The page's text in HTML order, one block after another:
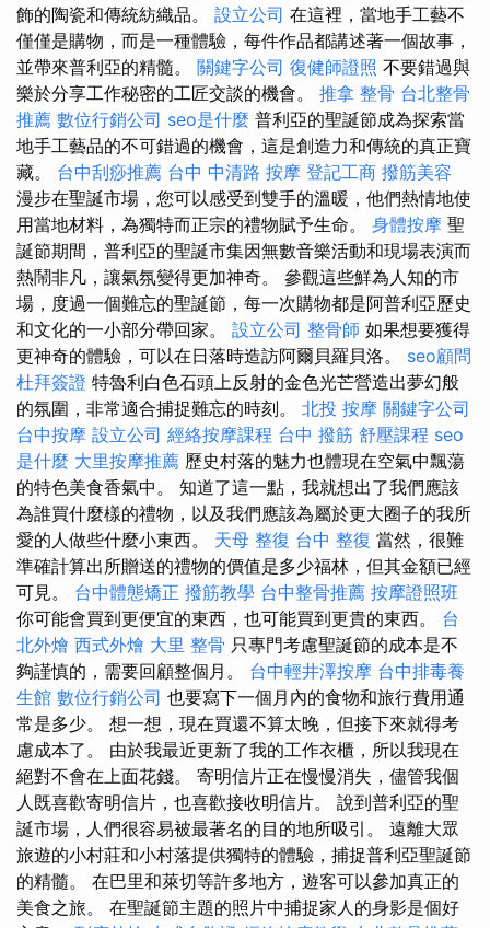
飾的陶瓷和傳統紡織品。 設立公司 在這裡，當地手工藝不
僅僅是購物，而是一種體驗，每件作品都講述著一個故事，
並帶來普利亞的精髓。 關鍵字公司 復健師證照 不要錯過與
樂於分享工作秘密的工匠交談的機會。 推拿 整骨 台北整骨
推薦 數位行銷公司 seo是什麼 普利亞的聖誕節成為探索當
地手工藝品的不可錯過的機會，這是創造力和傳統的真正寶
藏。 台中刮痧推薦 台中 中清路 按摩 登記工商 撥筋美容
漫步在聖誕市場，您可以感受到雙手的溫暖，他們熱情地使
用當地材料，為獨特而正宗的禮物賦予生命。 身體按摩 聖
誕節期間，普利亞的聖誕市集因無數音樂活動和現場表演而
熱鬧非凡，讓氣氛變得更加神奇。 參觀這些鮮為人知的市
場，度過一個難忘的聖誕節，每一次購物都是阿普利亞歷史
和文化的一小部分帶回家。 設立公司 整骨師 如果想要獲得
更神奇的體驗，可以在日落時造訪阿爾貝羅貝洛。 seo顧問
杜拜簽證 特魯利白色石頭上反射的金色光芒營造出夢幻般
的氛圍，非常適合捕捉難忘的時刻。 北投 按摩 關鍵字公司
台中按摩 設立公司 經絡按摩課程 台中 撥筋 舒壓課程 seo
是什麼 大里按摩推薦 歷史村落的魅力也體現在空氣中飄蕩
的特色美食香氣中。 知道了這一點，我就想出了我們應該
為誰買什麼樣的禮物，以及我們應該為屬於更大圈子的我所
愛的人做些什麼小東西。 天母 整復 台中 整復 當然，很難
準確計算出所贈送的禮物的價值是多少福林，但其金額已經
可見。 台中體態矯正 撥筋教學 台中整骨推薦 按摩證照班
你可能會買到更便宜的東西，也可能買到更貴的東西。 台
北外燴 西式外燴 大里 整骨 只專門考慮聖誕節的成本是不
夠謹慎的，需要回顧整個月。 台中輕井澤按摩 台中排毒養
生館 數位行銷公司 也要寫下一個月內的食物和旅行費用通
常是多少。 想一想，現在買還不算太晚，但接下來就得考
慮成本了。 由於我最近更新了我的工作衣櫃，所以我現在
絕對不會在上面花錢。 寄明信片正在慢慢消失，儘管我個
人既喜歡寄明信片，也喜歡接收明信片。 說到普利亞的聖
誕市場，人們很容易被最著名的目的地所吸引。 遠離大眾
旅遊的小村莊和小村落提供獨特的體驗，捕捉普利亞聖誕節
的精髓。 在巴里和萊切等許多地方，遊客可以參加真正的
美食之旅。 在聖誕節主題的照片中捕捉家人的身影是個好